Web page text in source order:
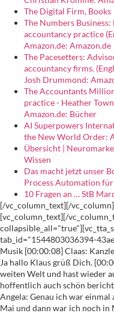
The Digital Firm, Books
The Numbers
accountancy practice
Amazon.de: Amazon.de
The Pacesetters:
accountancy firms.
Josh Drummond:
The Accountants
practice - Heather
Amazon.de: Bücher
AI Superpowers
the New World Order:
Übersicht |
Wissen
Das macht jetzt unser
Process Automation
10 Fragen an … StB
[/vc_column_text][/vc_column][/vc_row][vc_row][vc_column][vc_column_text][/vc_column_text][vc_tta_accordion active_section="3" collapsible_all="true"][vc_tta_section title="Transkript" tab_id="1544803036394-43ae1646-7a60"][vc_column_text][00:00:00] Musik [00:00:08] Claas: Kanzleifunk 98 Hallo Angel. [00:00:12] Angela: Ja hallo Klaus grüß Dich. [00:00:13] Claas: Du warst in der großen weiten Welt und hast wieder aufregende Sachen erlebt von denen du hoffentlich auch schön berichten kannst wo warst du bitte. [00:00:21] Angela: Genau ich war einmal auf der Account tax in London 1. und 2. Mai und dann war ich noch in München beim Neuromarketingkongress von Haufen mit dem Ei. [00:00:33] Claas: Okay gut ja ich war zu Hause ich habe auf die Möbel aufgepasst aber ich war zumindest gedanklich in Leipzig beim sehr interessanten Steuerberater der sich um seine DATEV-Programme gekümmert hat das kann ich noch mal kurz erzählen. [00:00:47] Claas: Okay aber wann du mal an mit der Account Text das ist die weltgrößte Messe für Buchhaltung Steuerberatung. [00:00:54] Angela: Also weltgrößte Europas größte Messe aber sie haben auch in Amerika Ableger also wär lieber Amerika möchte könnte auch dorthin [00:01:04] Angela: das war mir zu weit Flug technisch ja aber zwei Tage vollgepackt der Wahnsinn ich habe im Nachgang gelesen [00:01:14] Angela: 8000 Teilnehmer über die zwei Tage sind zur Größenordnung 200 Aussteller und der [00:01:21] Angela: absolute ja gut die und meine Herausforderung war es ist haben 170 Vorträge in 10 verschiedenen Boots heißt das Rückreise kann man du kennst das ja du warst ja schon mal da hat er stattgefunden [00:01:34] Angela: und ich habe sage und schreibe 13 geschafft mir geht einfach mit. [00:01:40] Claas: Und danach hast du Karpaltunnelsyndrom in der Handgelenk gehabt oder vom mitschreiben. [00:01:45] Angela: Ja das irre ist für jeden der das auch mal live erleben will und das kann ich echt nur empfehlen, [00:01:54] Angela: es ist eine Lautstärke in diesen dieser Halle also in jedem einzelnen Boot die sind offen, [00:02:01] Angela: nach vorne und nach oben und man hört einfach die gesamt Messe Geräusche ständig und das ist erfordert eine Konzentration weil es kann sich ja auch noch auf englisch. [00:02:12] Angela: Also ich war ja mit Kordula dort und wir sind abends dann noch essen gegangen aber in der Nähe weil wir gesagt im SW glaube ich sind um 9 Uhr Volker erschöpft ins Bett. [00:02:26] Claas: Okay ja man kann ja ich war auch da einmal und ich muss sagen hat mir sehr gut gefallen man kann es nicht so richtig vergleichen mit deutschen Messen es ist. [00:02:36] Claas: Das ist unheimlich viel los es ist sehr viel enger es ist nicht so dass da so breite Bahn zwischen den Ständen sind wo du und wie flanieren kannst das ist ein Geschiebe wie im Schlussverkauf und ja der erlernbar ist beachtlich, [00:02:51] Claas: die ganzen kleinen abgetrennten Kämmerchen die haben ja auch Ali sprechen auch alle noch in ein Mikrofon und bescheiden sich da gegenseitig. [00:03:00] Angela: Das beste beim allerersten Auftakt Vortrag den ich gehört habe hat dann im Hintergrund das war in der Nähe von, [00:03:08] Angela: verstand und ich haben gerade so eine Party gemacht und dann schaltet unfassbar laute Discomusik ständig so dass sogar die [00:03:16] Angela: Referentin ihr Micro ins Mikro geschrien hat das bitte, [00:03:22] Angela: aktuell sehr lustig aber ich habe mitgebracht für die für die Show Notes ich habe einen 2 minütigen Rundgang Film mit so einer kleinen Kamera geht, [00:03:34] Angela: hört man auch die Hintergrundgeräusche also das darfst du dann in die Shownotes packen und ich hoffe niemand aus England sieht es und fühlt sich dsgvo mäßig. [00:03:44] Angela: Belästigt wird achso ja das ist Castaneda kann sich jedermann kurzen Eindruck verschaffen das war ich. [00:03:53] Claas: Was auch ganz was ich ganz interessant hatte diese diese Boots diese Kämmerchen die sind ringsrum an den Wänden sozusagen dieses großen Saals, [00:04:02] Claas: und in der Mitte sind die Aussteller und es gibt so viele Veranstaltungen, [00:04:07] Claas: also was ich bei steuerberatertag in sowas da ist das alles sehr viel gesitteter und ruhiger Hermann geht in irgendeinem gesonderten Raum und warte bis alle da sind am Ende zu Tür zugemacht und da ist es wirklich mehr so, [00:04:18] Claas: Marktplatz Atmosphäre aber es gibt unheimlich viele Vorträge das hatte mich erstaunt also das ist auch ein Unterschied, [00:04:26] Claas: zudem zu dem deutschen Veranstaltungen gut aber was hast du denn da so wen hast du mitgenommen was hast Du erlebt. [00:04:33] Angela: Also ich ich bringe aber noch ein paar Highlights zu von allem des schaffe schaffe ich ja gar nicht hier zu berichten ich habe übrigens mit Roller dann sogar ein Webinar dazu gemacht knapp zwei Stunden [00:04:43] Angela: wo